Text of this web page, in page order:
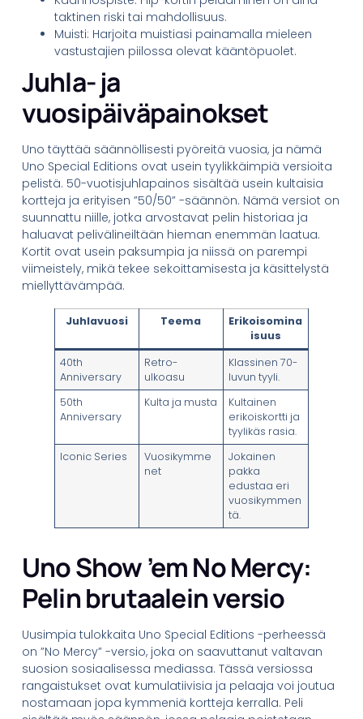
taktinen riski tai mahdollisuus.
Muisti: Harjoita muistiasi painamalla mieleen
vastustajien piilossa olevat kääntöpuolet.
Juhla- ja
vuosipäiväpainokset
Uno täyttää säännöllisesti pyöreitä vuosia, ja nämä
Uno Special Editions ovat usein tyylikkäimpiä versioita
pelistä. 50-vuotisjuhlapainos sisältää usein kultaisia
kortteja ja erityisen ”50/50” -säännön. Nämä versiot on
suunnattu niille, jotka arvostavat pelin historiaa ja
haluavat pelivälineiltään hieman enemmän laatua.
Kortit ovat usein paksumpia ja niissä on parempi
viimeistely, mikä tekee sekoittamisesta ja käsittelystä
miellyttävämpää.
Juhlavuosi Teema
Erikoisomina
isuus
40th
Anniversary
Retro-
ulkoasu
Klassinen 70-
luvun tyyli.
50th
Anniversary
Kulta ja musta
Kultainen
erikoiskortti ja
tyylikäs rasia.
Iconic Series
Vuosikymme
net
Jokainen
pakka
edustaa eri
vuosikymmen
tä.
Uno Show ’em No Mercy:
Pelin brutaalein versio
Uusimpia tulokkaita Uno Special Editions -perheessä
on ”No Mercy” -versio, joka on saavuttanut valtavan
suosion sosiaalisessa mediassa. Tässä versiossa
rangaistukset ovat kumulatiivisia ja pelaaja voi joutua
nostamaan jopa kymmeniä kortteja kerralla. Peli